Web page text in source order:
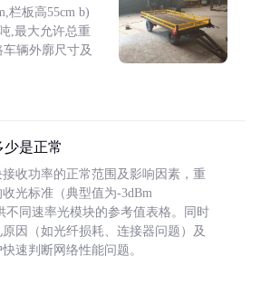
栏板高55cm b)
,最大允许总重
辆外廓尺寸及
是正常
收功率的正常范围及影响因素，重
光标准（典型值为-3dBm
不同速率光模块的参考值表格。同时
因（如光纤损耗、连接器问题）及
速判断网络性能问题。